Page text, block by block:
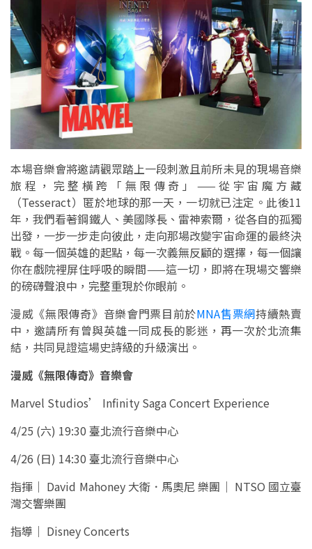
本場音樂會將邀請觀眾踏上一段刺激且前所未見的現場音樂
旅程，完整橫跨「無限傳奇」——從宇宙魔方藏
（Tesseract）匿於地球的那一天，一切就已注定。此後11
年，我們看著鋼鐵人、美國隊長、雷神索爾，從各自的孤獨
出發，一步一步走向彼此，走向那場改變宇宙命運的最終決
戰。每一個英雄的起點，每一次義無反顧的選擇，每一個讓
你在戲院裡屏住呼吸的瞬間——這一切，即將在現場交響樂
的磅礴聲浪中，完整重現於你眼前。
漫威《無限傳奇》音樂會門票目前於MNA售票網持續熱賣
中，邀請所有曾與英雄一同成長的影迷，再一次於北流集
結，共同見證這場史詩級的升級演出。
漫威《無限傳奇》音樂會
Marvel Studios’ Infinity Saga Concert Experience
4/25 (六) 19:30 臺北流行音樂中心
4/26 (日) 14:30 臺北流行音樂中心
指揮｜ David Mahoney 大衛．馬奧尼 樂團｜ NTSO 國立臺
灣交響樂團
指導｜ Disney Concerts